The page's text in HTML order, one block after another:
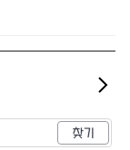
찾기